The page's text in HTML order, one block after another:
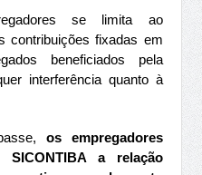
se limita ao
contribuições fixadas em
beneficiados pela
interferência quanto à
os empregadores
SICONTIBA a relação